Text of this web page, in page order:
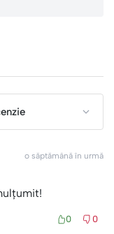
o săptămână în urmă
0 0